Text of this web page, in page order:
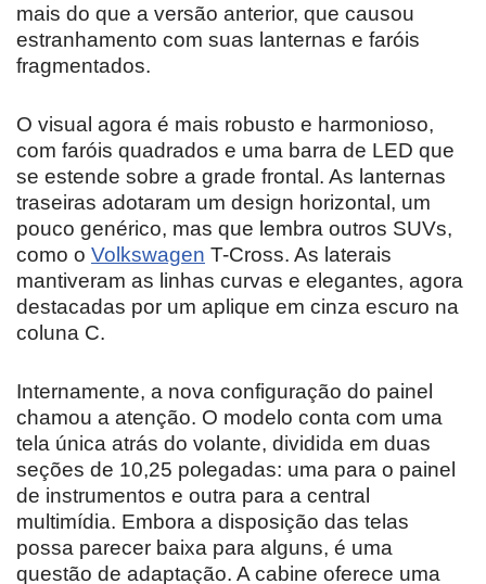
mais do que a versão anterior, que causou
estranhamento com suas lanternas e faróis
fragmentados.
O visual agora é mais robusto e harmonioso,
com faróis quadrados e uma barra de LED que
se estende sobre a grade frontal. As lanternas
traseiras adotaram um design horizontal, um
pouco genérico, mas que lembra outros SUVs,
como o Volkswagen T-Cross. As laterais
mantiveram as linhas curvas e elegantes, agora
destacadas por um aplique em cinza escuro na
coluna C.
Internamente, a nova configuração do painel
chamou a atenção. O modelo conta com uma
tela única atrás do volante, dividida em duas
seções de 10,25 polegadas: uma para o painel
de instrumentos e outra para a central
multimídia. Embora a disposição das telas
possa parecer baixa para alguns, é uma
questão de adaptação. A cabine oferece uma